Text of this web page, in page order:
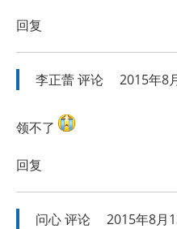
回复
李正蕾评论 2015年8
领不了
回复
问心评论 2015年8月